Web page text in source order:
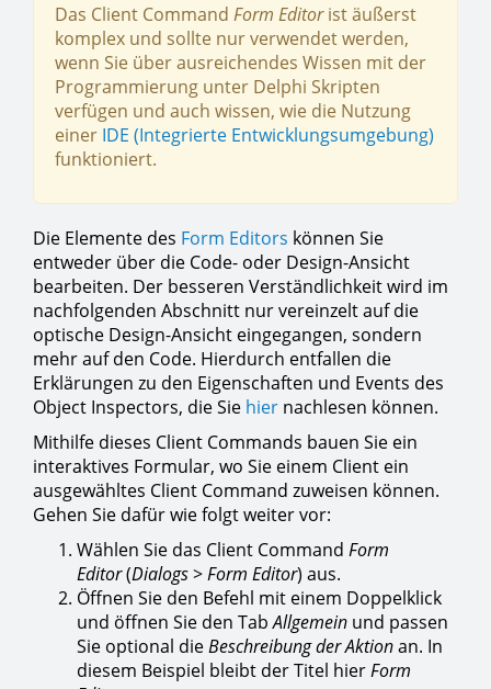
Das Client Command Form Editorist äußerst
komplex und sollte nur verwendet werden,
wenn Sie über ausreichendes Wissen mit der
Programmierung unter Delphi Skripten
verfügen und auch wissen, wie die Nutzung
einer IDE (Integrierte Entwicklungsumgebung)
funktioniert.
Die Elemente des Form Editors können Sie
entweder über die Code- oder Design-Ansicht
bearbeiten. Der besseren Verständlichkeit wird im
nachfolgenden Abschnitt nur vereinzelt auf die
optische Design-Ansicht eingegangen, sondern
mehr auf den Code. Hierdurch entfallen die
Erklärungen zu den Eigenschaften und Events des
Object Inspectors, die Sie hier nachlesen können.
Mithilfe dieses Client Commands bauen Sie ein
interaktives Formular, wo Sie einem Client ein
ausgewähltes Client Command zuweisen können.
Gehen Sie dafür wie folgt weiter vor:
Wählen Sie das Client Command Form
Editor(Dialogs>Form Editor) aus.
Öffnen Sie den Befehl mit einem Doppelklick
und öffnen Sie den TabAllgemein und passen
Sie optional dieBeschreibung der Aktionan. In
diesem Beispiel bleibt der Titel hierForm